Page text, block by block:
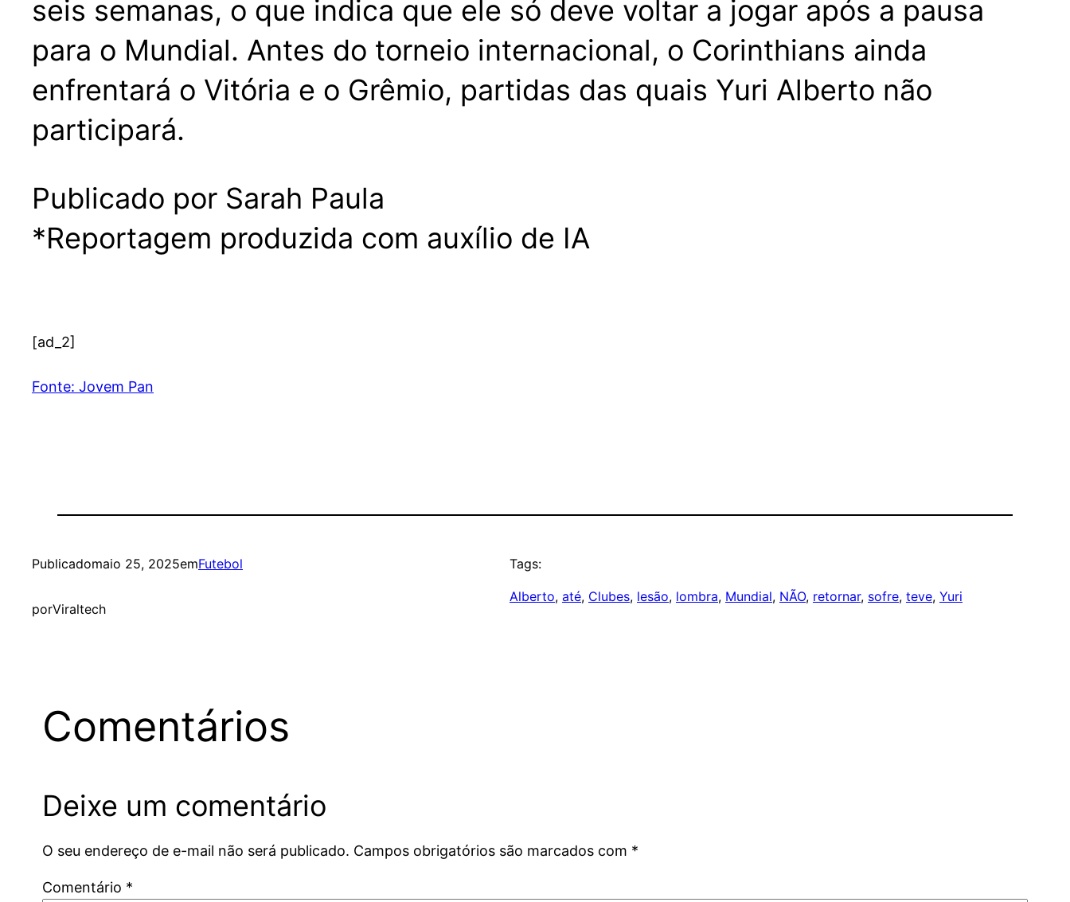
seis semanas, o que indica que ele só deve voltar a jogar após a pausa
para o Mundial. Antes do torneio internacional, o Corinthians ainda
enfrentará o Vitória e o Grêmio, partidas das quais Yuri Alberto não
participará.
Publicado por Sarah Paula
*Reportagem produzida com auxílio de IA
[ad_2]
Fonte: Jovem Pan
Publicadomaio 25, 2025emFutebol
porViraltech
Tags:
Alberto, até, Clubes, lesão, lombra, Mundial, NÃO, retornar, sofre, teve, Yuri
Comentários
Deixe um comentário
O seu endereço de e-mail não será publicado. Campos obrigatórios são marcados com *
Comentário *